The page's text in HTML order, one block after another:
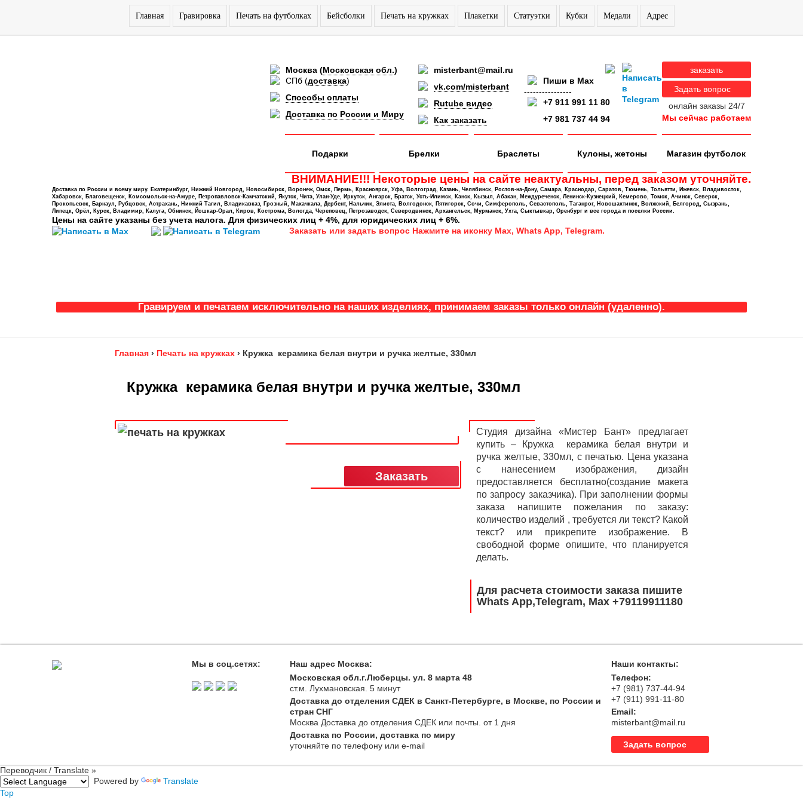
Главная Гравировка Печать на футболках Бейсболки Печать на кружках Плакетки Статуэтки Кубки Медали Адрес
Москва (Московская обл.)
СПб (доставка)
Способы оплаты
Доставка по России и Миру
misterbant@mail.ru
vk.com/misterbant
Rutube видео
Как заказать
Пиши в Max
----------------
+7 911 991 11 80
+7 981 737 44 94
заказать
Задать вопрос
онлайн заказы 24/7
Мы сейчас работаем
Магазин футболок
Кулоны, жетоны
Браслеты
Брелки
Подарки
ВНИМАНИЕ!!! Некоторые цены на сайте неактуальны, перед заказом уточняйте.
Доставка по России и всему миру. Екатеринбург, Нижний Новгород, Новосибирск, Воронеж, Омск, Пермь, Красноярск, Уфа, Волгоград, Казань, Челябинск, Ростов-на-Дону, Самара, Краснодар, Саратов, Тюмень, Тольятти, Ижевск, Владивосток,
Хабаровск, Благовещенск, Комсомольск-на-Амуре, Петропавловск-Камчатский, Якутск, Чита, Улан-Уде, Иркутск, Ангарск, Братск, Усть-Илимск, Канск, Кызыл, Абакан, Междуреченск, Ленинск-Кузнецкий, Кемерово, Томск, Ачинск, Северск,
Прокопьевск, Барнаул, Рубцовск, Астрахань, Нижний Тагил, Владикавказ, Грозный, Махачкала, Дербент, Нальчик, Элиста, Волгодонск, Пятигорск, Сочи, Симферополь, Севастополь, Таганрог, Новошахтинск, Волжский, Белгород, Сызрань,
Липецк, Орёл, Курск, Владимир, Калуга, Обнинск, Йошкар-Орал, Киров, Кострома, Вологда, Череповец, Петрозаводск, Северодвинск, Архангельск, Мурманск, Ухта, Сыктывкар, Оренбург и все города и поселки России.
Цены на сайте указаны без учета налога. Для физических лиц + 4%, для юридических лиц + 6%.
Заказать или задать вопрос Нажмите на иконку Max, Whats App, Telegram.
Гравируем и печатаем исключительно на наших изделиях, принимаем заказы только онлайн (удаленно).
Главная › Печать на кружках › Кружка керамика белая внутри и ручка желтые, 330мл
Кружка керамика белая внутри и ручка желтые, 330мл
Студия дизайна «Мистер Бант» предлагает
купить – Кружка керамика белая внутри и
ручка желтые, 330мл, с печатью. Цена указана
с нанесением изображения, дизайн
предоставляется бесплатно(создание макета
по запросу заказчика). При заполнении формы
заказа напишите пожелания по заказу:
количество изделий , требуется ли текст? Какой
текст? или прикрепите изображение. В
свободной форме опишите, что планируется
делать.
Для расчета стоимости заказа пишите
Whats App,Telegram, Max +79119911180
Заказать
Мы в соц.сетях:
Наш адрес Москва:
Московская обл.г.Люберцы. ул. 8 марта 48
ст.м. Лухмановская. 5 минут
Доставка до отделения СДЕК в Санкт-Петербурге, в Москве, по России и
стран СНГ
МоскваДоставка до отделения СДЕК или почты. от 1 дня
Доставка по России, доставка по миру
уточняйтепо телефонуили e-mail
Наши контакты:
Телефон:
+7 (981) 737-44-94
+7 (911) 991-11-80
Email:
misterbant@mail.ru
Задать вопрос
Переводчик / Translate »
Powered by
Translate
Top